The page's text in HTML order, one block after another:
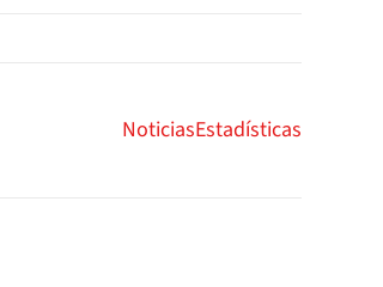
NoticiasEstadísticas